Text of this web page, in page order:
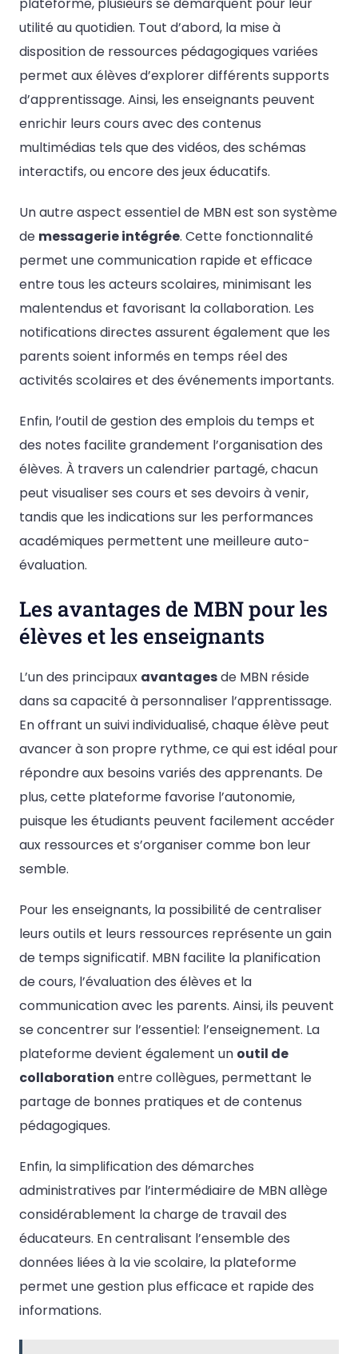
utilité au quotidien. Tout d’abord, la mise à
disposition de ressources pédagogiques variées
permet aux élèves d’explorer différents supports
d’apprentissage. Ainsi, les enseignants peuvent
enrichir leurs cours avec des contenus
multimédias tels que des vidéos, des schémas
interactifs, ou encore des jeux éducatifs.
Un autre aspect essentiel de MBN est son système
de messagerie intégrée. Cette fonctionnalité
permet une communication rapide et efficace
entre tous les acteurs scolaires, minimisant les
malentendus et favorisant la collaboration. Les
notifications directes assurent également que les
parents soient informés en temps réel des
activités scolaires et des événements importants.
Enfin, l’outil de gestion des emplois du temps et
des notes facilite grandement l’organisation des
élèves. À travers un calendrier partagé, chacun
peut visualiser ses cours et ses devoirs à venir,
tandis que les indications sur les performances
académiques permettent une meilleure auto-
évaluation.
Les avantages de MBN pour les
élèves et les enseignants
L’un des principaux avantagesde MBN réside
dans sa capacité à personnaliser l’apprentissage.
En offrant un suivi individualisé, chaque élève peut
avancer à son propre rythme, ce qui est idéal pour
répondre aux besoins variés des apprenants. De
plus, cette plateforme favorise l’autonomie,
puisque les étudiants peuvent facilement accéder
aux ressources et s’organiser comme bon leur
semble.
Pour les enseignants, la possibilité de centraliser
leurs outils et leurs ressources représente un gain
de temps significatif. MBN facilite la planification
de cours, l’évaluation des élèves et la
communication avec les parents. Ainsi, ils peuvent
se concentrer sur l’essentiel: l’enseignement. La
plateforme devient également un outil de
collaboration entre collègues, permettant le
partage de bonnes pratiques et de contenus
pédagogiques.
Enfin, la simplification des démarches
administratives par l’intermédiaire de MBN allège
considérablement la charge de travail des
éducateurs. En centralisant l’ensemble des
données liées à la vie scolaire, la plateforme
permet une gestion plus efficace et rapide des
informations.